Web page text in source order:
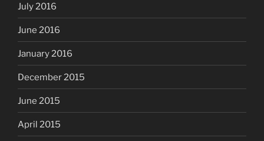
July 2016
June 2016
January 2016
December 2015
June 2015
April 2015